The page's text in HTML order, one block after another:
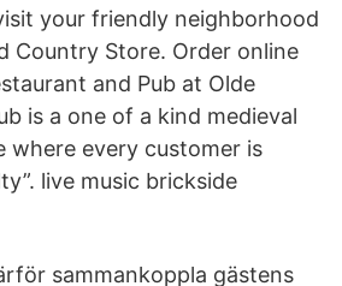
your friendly neighborhood
Country Store. Order online
and Pub at Olde
is a one of a kind medieval
where every customer is
live music brickside
sammankoppla gästens